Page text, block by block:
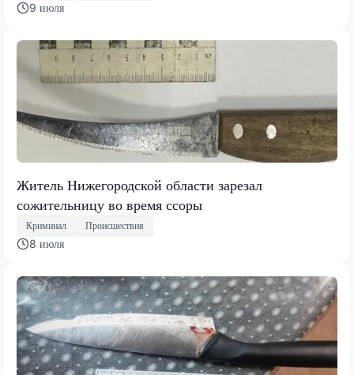
9 июля
Житель Нижегородской области зарезал
сожительницу во время ссоры
Криминал Происшествия
8 июля